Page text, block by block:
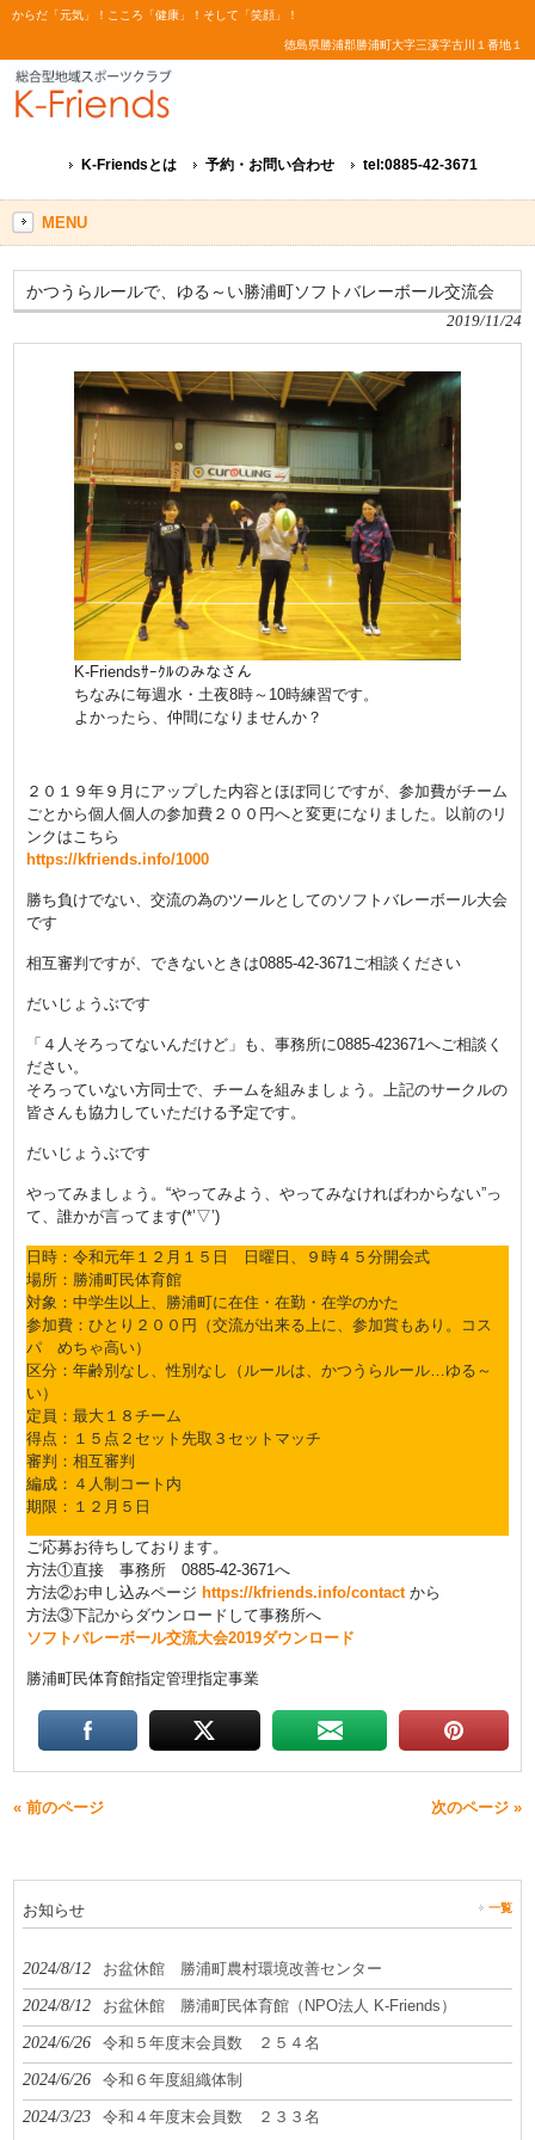
からだ「元気」！こころ「健康」！そして「笑顔」！
徳島県勝浦郡勝浦町大字三溪字古川１番地１
K-Friendsとは 予約・お問い合わせ tel:0885-42-3671
MENU
かつうらルールで、ゆる～い勝浦町ソフトバレーボール交流会
2019/11/24
K-Friendsｻｰｸﾙのみなさん
ちなみに毎週水・土夜8時～10時練習です。
よかったら、仲間になりませんか？
２０１９年９月にアップした内容とほぼ同じですが、参加費がチーム
ごとから個人個人の参加費２００円へと変更になりました。以前のリ
ンクはこちら
https://kfriends.info/1000
勝ち負けでない、交流の為のツールとしてのソフトバレーボール大会
です
相互審判ですが、できないときは0885-42-3671ご相談ください
だいじょうぶです
「４人そろってないんだけど」も、事務所に0885-423671へご相談く
ださい。
そろっていない方同士で、チームを組みましょう。上記のサークルの
皆さんも協力していただける予定です。
だいじょうぶです
やってみましょう。“やってみよう、やってみなければわからない”っ
て、誰かが言ってます(*’▽’)
日時：令和元年１２月１５日 日曜日、９時４５分開会式
場所：勝浦町民体育館
対象：中学生以上、勝浦町に在住・在勤・在学のかた
参加費：ひとり２００円（交流が出来る上に、参加賞もあり。コス
パ めちゃ高い）
区分：年齢別なし、性別なし（ルールは、かつうらルール…ゆる～
い）
定員：最大１８チーム
得点：１５点２セット先取３セットマッチ
審判：相互審判
編成：４人制コート内
期限：１２月５日
ご応募お待ちしております。
方法①直接 事務所 0885-42-3671へ
方法②お申し込みページ https://kfriends.info/contactから
方法③下記からダウンロードして事務所へ
ソフトバレーボール交流大会2019ダウンロード
勝浦町民体育館指定管理指定事業
« 前のページ 次のページ »
お知らせ 一覧
2024/8/12 お盆休館 勝浦町農村環境改善センター
2024/8/12 お盆休館 勝浦町民体育館（NPO法人 K-Friends）
2024/6/26 令和５年度末会員数 ２５４名
2024/6/26 令和６年度組織体制
2024/3/23 令和４年度末会員数 ２３３名